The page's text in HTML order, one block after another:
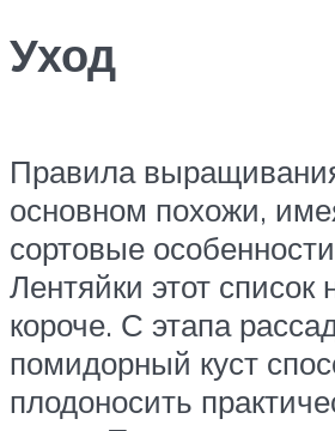
Уход
Правила
основном похожи,
сортовые
Лентяйки этот список
короче. С этапа
помидорный куст
плодоносить